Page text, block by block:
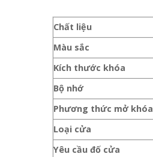
Chất liệu
Màu sắc
Kích thước khóa
Bộ nhớ
Phương thức mở khóa
Loại cửa
Yêu cầu đố cửa